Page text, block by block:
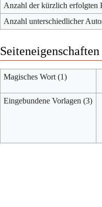
Anzahl der kürzlich erfolgten
Anzahl unterschiedlicher
Seiteneigenschaften
Magisches Wort (1)
Eingebundene Vorlagen (3)